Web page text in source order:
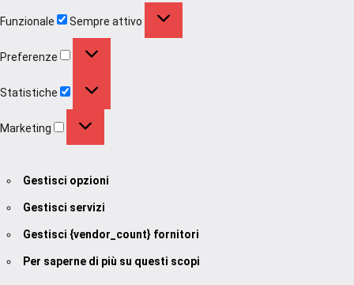
Funzionale Sempre attivo
Preferenze
Statistiche
Marketing
Gestisci opzioni
Gestisci servizi
Gestisci {vendor_count} fornitori
Per saperne di più su questi scopi